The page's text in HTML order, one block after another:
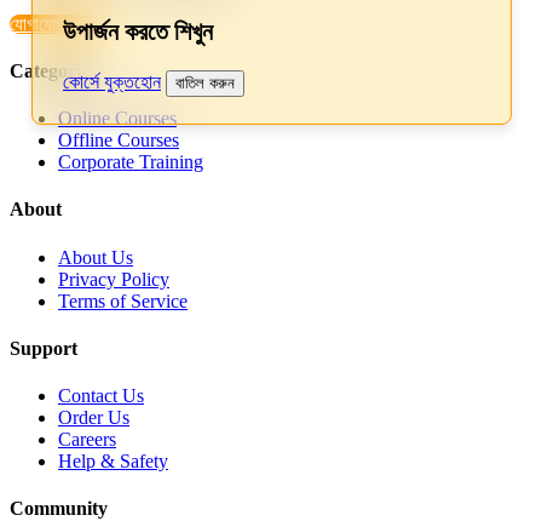
যোগাযোগ করুন
Categories
Online Courses
Offline Courses
Corporate Training
About
About Us
Privacy Policy
Terms of Service
Support
Contact Us
Order Us
Careers
Help & Safety
Community
উপার্জন করতে শিখুন
কোর্সে যুক্তহোন বাতিল করুন